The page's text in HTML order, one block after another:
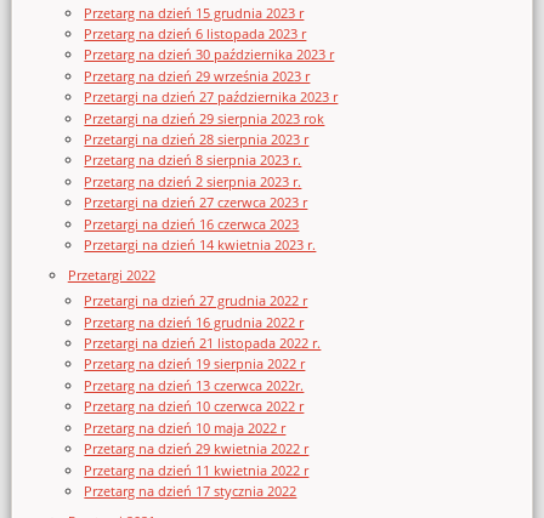
Przetarg na dzień 15 grudnia 2023 r
Przetarg na dzień 6 listopada 2023 r
Przetarg na dzień 30 października 2023 r
Przetarg na dzień 29 września 2023 r
Przetargi na dzień 27 października 2023 r
Przetargi na dzień 29 sierpnia 2023 rok
Przetargi na dzień 28 sierpnia 2023 r
Przetarg na dzień 8 sierpnia 2023 r.
Przetarg na dzień 2 sierpnia 2023 r.
Przetargi na dzień 27 czerwca 2023 r
Przetargi na dzień 16 czerwca 2023
Przetargi na dzień 14 kwietnia 2023 r.
Przetargi 2022
Przetargi na dzień 27 grudnia 2022 r
Przetarg na dzień 16 grudnia 2022 r
Przetargi na dzień 21 listopada 2022 r.
Przetarg na dzień 19 sierpnia 2022 r
Przetarg na dzień 13 czerwca 2022r.
Przetarg na dzień 10 czerwca 2022 r
Przetarg na dzień 10 maja 2022 r
Przetarg na dzień 29 kwietnia 2022 r
Przetarg na dzień 11 kwietnia 2022 r
Przetarg na dzień 17 stycznia 2022